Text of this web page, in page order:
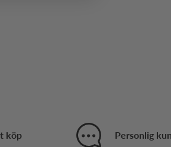
köp Personlig